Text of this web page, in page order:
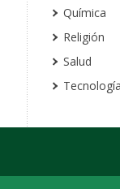
Química
Religión
Salud
Tecnología